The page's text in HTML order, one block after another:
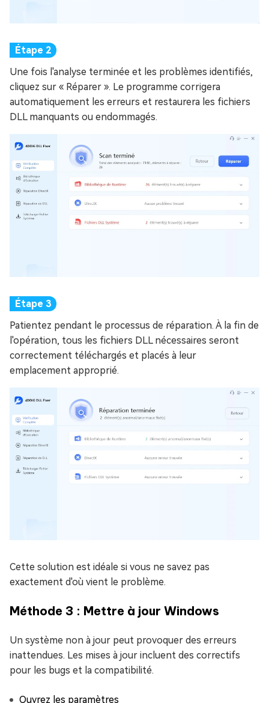
Une fois l'analyse terminée et les problèmes identifiés,
cliquez sur « Réparer ». Le programme corrigera
automatiquement les erreurs et restaurera les fichiers
DLL manquants ou endommagés.
Patientez pendant le processus de réparation. À la fin de
l'opération, tous les fichiers DLL nécessaires seront
correctement téléchargés et placés à leur
emplacement approprié.
Cette solution est idéale si vous ne savez pas
exactement d'où vient le problème.
Méthode 3 : Mettre à jour Windows
Un système non à jour peut provoquer des erreurs
inattendues. Les mises à jour incluent des correctifs
pour les bugs et la compatibilité.
Ouvrez les paramètres